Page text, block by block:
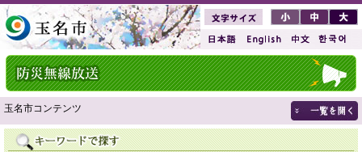
玉名市コンテンツ